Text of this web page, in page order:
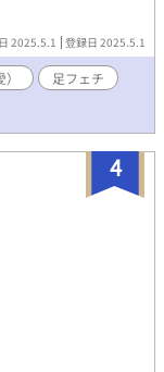
2025.5.1 登録日 2025.5.1
足フェチ
4